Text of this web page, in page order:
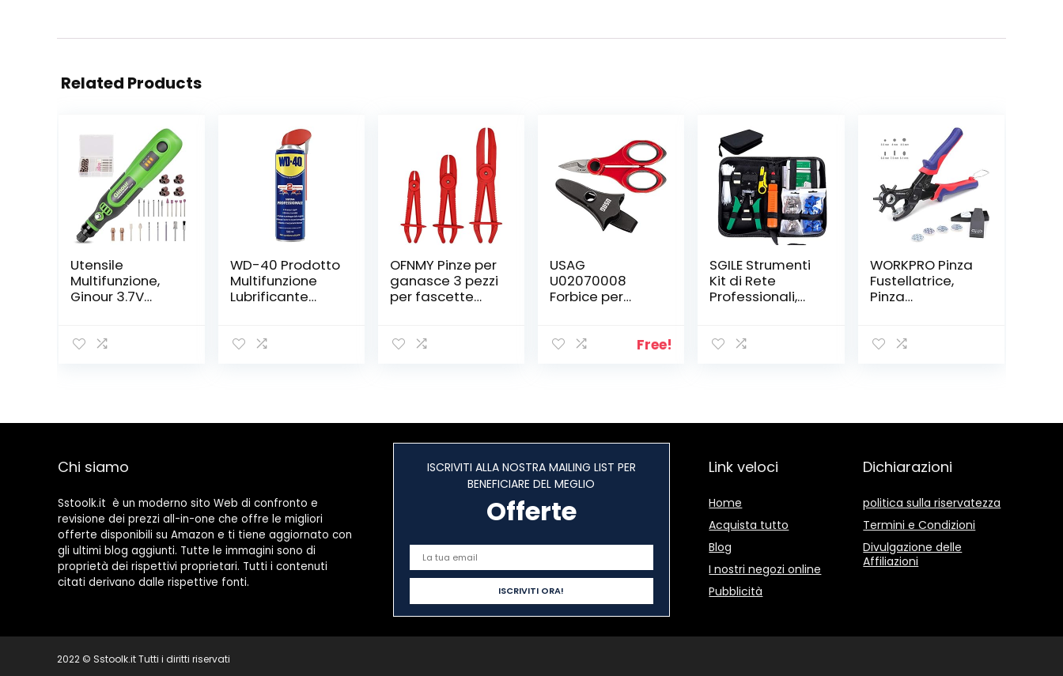
Related Products
Utensile
Multifunzione,
Ginour 3.7V
Mini Trapano
Accessori, 3
Ricaricabile
Per DIY
WD-40 Prodotto
Multifunzione
Lubrificante
Posizione, 500
OFNMY Pinze per
ganasce 3 pezzi
per fascette
di
USAG
U02070008
Forbice per
Free!
SGILE Strumenti
Kit di Rete
Professionali,
Manutenzione
Riparazione
WORKPRO Pinza
Fustellatrice,
Pinza
Cuoio e Cinture,
Rettangolare,
Chi siamo
Sstoolk.it è un moderno sito Web di confronto e
revisione dei prezzi all-in-one che offre le migliori
offerte disponibili su Amazon e ti tiene aggiornato con
gli ultimi blog aggiunti. Tutte le immagini sono di
proprietà dei rispettivi proprietari. Tutti i contenuti
citati derivano dalle rispettive fonti.
ISCRIVITI ALLA NOSTRA MAILING LIST PER
BENEFICIARE DEL MEGLIO
Offerte
Link veloci
Home
Acquista tutto
Blog
I nostri negozi online
Pubblicità
Dichiarazioni
politica sulla riservatezza
Termini e Condizioni
Divulgazione delle
Affiliazioni
2022 © Sstoolk.it Tutti i diritti riservati